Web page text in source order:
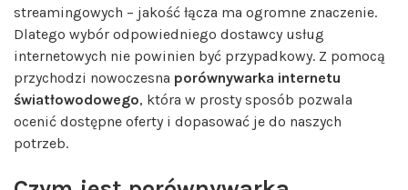
streamingowych – jakość łącza ma ogromne znaczenie.
Dlatego wybór odpowiedniego dostawcy usług
internetowych nie powinien być przypadkowy. Z pomocą
przychodzi nowoczesna porównywarka internetu
światłowodowego, która w prosty sposób pozwala
ocenić dostępne oferty i dopasować je do naszych
potrzeb.